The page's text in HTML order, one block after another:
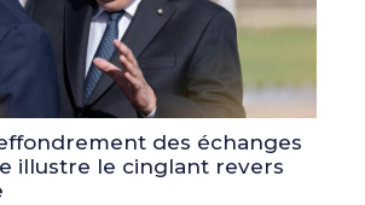
des échanges
illustre le cinglant revers